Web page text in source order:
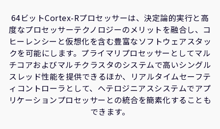
グローバル本社
110 Fulbourn Road
Cambridge, UK
CB1 9NJ
Tel: + 44(1223) 400 400 [main reception]
Fax: + 44(1223) 400 410
全てのオフィスを見る
64ビットCortex-Rプロセッサーは、決定論的実行と高
度なプロセッサーテクノロジーのメリットを融合し、コ
ヒーレンシーと仮想化を含む豊富なソフトウェアスタッ
クを可能にします。プライマリプロセッサーとしてマル
チコアおよびマルチクラスタのシステムで高いシングル
スレッド性能を提供できるほか、リアルタイムセーフテ
ィコントローラとして、ヘテロジニアスシステムでアプ
リケーションプロセッサーとの統合を簡素化することも
できます。